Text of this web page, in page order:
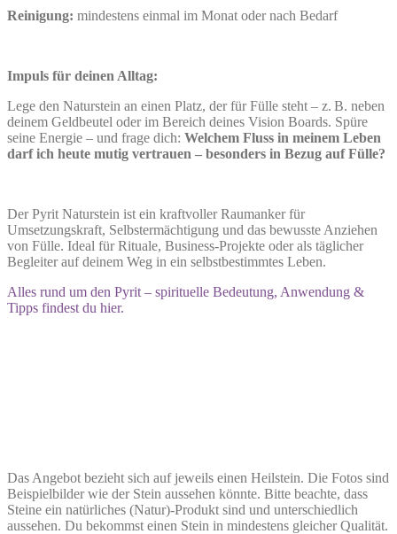
Reinigung: mindestens einmal im Monat oder nach Bedarf
Impuls für deinen Alltag:
Lege den Naturstein an einen Platz, der für Fülle steht – z. B. neben
deinem Geldbeutel oder im Bereich deines Vision Boards. Spüre
seine Energie – und frage dich: Welchem Fluss in meinem Leben
darf ich heute mutig vertrauen – besonders in Bezug auf Fülle?
Der Pyrit Naturstein ist ein kraftvoller Raumanker für
Umsetzungskraft, Selbstermächtigung und das bewusste Anziehen
von Fülle. Ideal für Rituale, Business-Projekte oder als täglicher
Begleiter auf deinem Weg in ein selbstbestimmtes Leben.
Alles rund um den Pyrit – spirituelle Bedeutung, Anwendung &
Tipps findest du hier.
Das Angebot bezieht sich auf jeweils einen Heilstein. Die Fotos sind
Beispielbilder wie der Stein aussehen könnte. Bitte beachte, dass
Steine ein natürliches (Natur)-Produkt sind und unterschiedlich
aussehen. Du bekommst einen Stein in mindestens gleicher Qualität.